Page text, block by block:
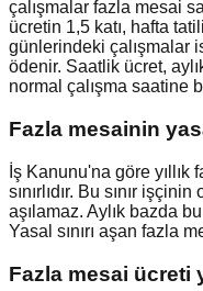
çalışmalar fazla mesai
ücretin 1,5 katı, hafta
günlerindeki çalışmalar
ödenir. Saatlik ücret,
normal çalışma saatine
Fazla mesainin
İş Kanunu'na göre
sınırlıdır. Bu sınır
aşılamaz. Aylık bazda
Yasal sınırı aşan fazla
Fazla mesai ücreti